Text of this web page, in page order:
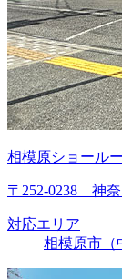
相模原ショール
〒252-0238 神
対応エリア
相模原市（